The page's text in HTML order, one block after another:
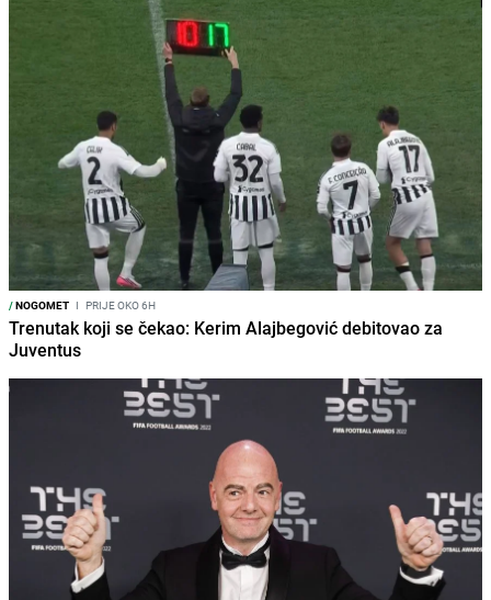
/NOGOMET I PRIJE OKO 6H
Trenutak koji se čekao: Kerim Alajbegović debitovao za
Juventus